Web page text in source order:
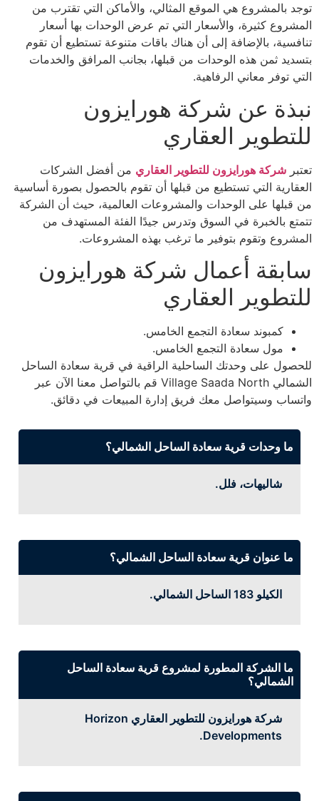
توجد بالمشروع هي الموقع المثالي، والأماكن التي تقترب من
المشروع كثيرة، والأسعار التي تم عرض الوحدات بها أسعار
تنافسية، بالإضافة إلى أن هناك باقات متنوعة تستطيع أن تقوم
بتسديد ثمن هذه الوحدات من قبلها، بجانب المرافق والخدمات
التي توفر معاني الرفاهية.
نبذة عن شركة هورايزون
للتطوير العقاري
تعتبر شركة هورايزون للتطوير العقاري من أفضل الشركات
العقارية التي تستطيع من قبلها أن تقوم بالحصول بصورة أساسية
من قبلها على الوحدات والمشروعات العالمية، حيث أن الشركة
تتمتع بالخبرة في السوق وتدرس جيدًا الفئة المستهدف من
المشروع وتقوم بتوفير ما ترغب بهذه المشروعات.
سابقة أعمال شركة هورايزون
للتطوير العقاري
كمبوند سعادة التجمع الخامس.
مول سعادة التجمع الخامس.
للحصول على وحدتك الساحلية الراقية في قرية سعادة الساحل
الشمالي Village Saada North قم بالتواصل معنا الآن عبر
واتساب وسيتواصل معك فريق إدارة المبيعات في دقائق.
ما وحدات قرية سعادة الساحل الشمالي؟
شاليهات، فلل.
ما عنوان قرية سعادة الساحل الشمالي؟
الكيلو 183 الساحل الشمالي.
ما الشركة المطورة لمشروع قرية سعادة الساحل
الشمالي؟
شركة هورايزون للتطوير العقاري Horizon
Developments.